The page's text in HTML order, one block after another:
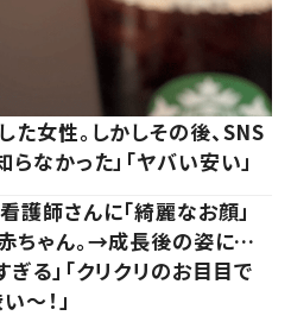
女性。しかしその後、SNS
なかった」「ヤバい安い」
護師さんに「綺麗なお顔」
ちゃん。→成長後の姿に…
ぎる」「クリクリのお目目で
～！」